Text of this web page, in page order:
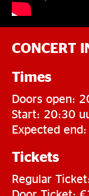
CONCERT
Times
Doors open:
Start: 20:30
Expected
Tickets
Regular